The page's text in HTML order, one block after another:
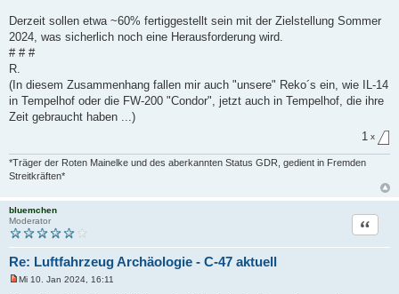
Derzeit sollen etwa ~60% fertiggestellt sein mit der Zielstellung Sommer
2024, was sicherlich noch eine Herausforderung wird.
# # #
R.
(In diesem Zusammenhang fallen mir auch "unsere" Reko´s ein, wie IL-14
in Tempelhof oder die FW-200 "Condor", jetzt auch in Tempelhof, die ihre
Zeit gebraucht haben ...)
1 x
*Träger der Roten Mainelke und des aberkannten Status GDR, gedient in Fremden
Streitkräften*
bluemchen
Moderator
Re: Luftfahrzeug Archäologie - C-47 aktuell
Zitat
Mi 10. Jan 2024, 16:11